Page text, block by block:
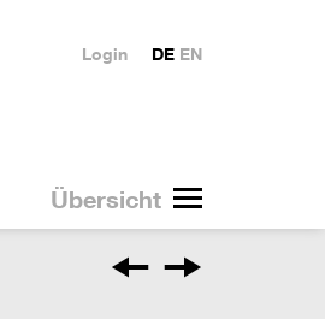
Übersicht
DE EN
Login